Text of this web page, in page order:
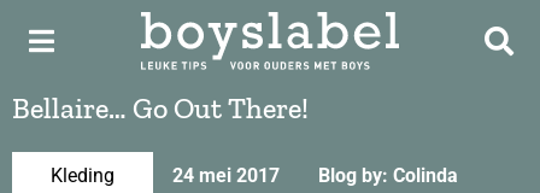
Bellaire… Go Out There!
Kleding 24 mei 2017 Blog by: Colinda